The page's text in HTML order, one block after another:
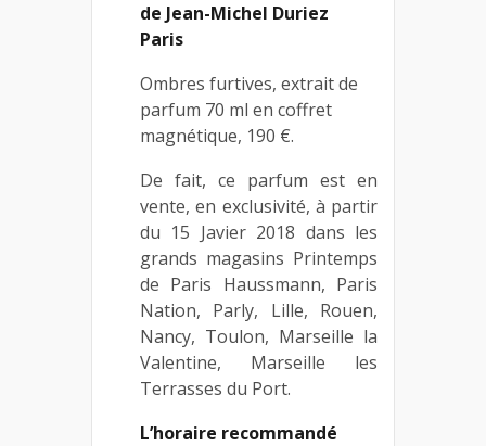
de Jean-Michel Duriez
Paris
Ombres furtives, extrait de
parfum 70 ml en coffret
magnétique, 190 €.
De fait, ce parfum est en
vente, en exclusivité, à partir
du 15 Javier 2018 dans les
grands magasins Printemps
de Paris Haussmann, Paris
Nation, Parly, Lille, Rouen,
Nancy, Toulon, Marseille la
Valentine, Marseille les
Terrasses du Port.
L’horaire recommandé